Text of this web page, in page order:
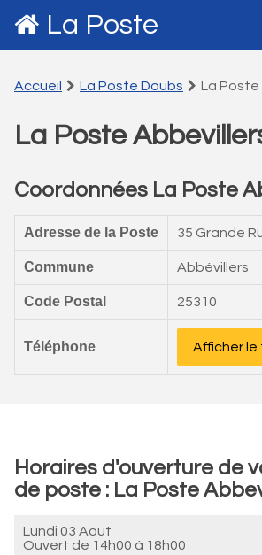
La Poste
Accueil La Poste Doubs La Poste
La Poste
Coordonnées La Poste
Adresse de la Poste 35 Grande
Commune Abbévillers
Code Postal 25310
Téléphone Afficher
Horaires d'ouverture de
de poste : La Poste
Lundi 03 Aout
Ouvert de 14h00 à 18h00